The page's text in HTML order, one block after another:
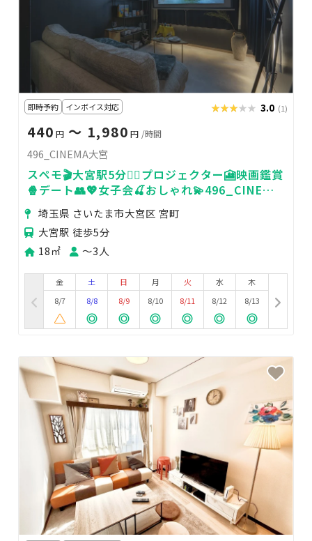
即時予約 インボイス対応 ★★★★★
★★★★★ 3.0 (1)
440 円 〜 1,980 円 /時間
496_CINEMA大宮
スペモ🎬大宮駅5分🚶‍♀️プロジェクター🎦映画鑑賞
🍿デート👥💖女子会🍒おしゃれ💫496_CINEMA
大宮埼玉県 さいたま市大宮区 宮町
大宮駅 徒歩5分
18㎡
〜3人
金
8/7
土
8/8
日
8/9
月
8/10
火
8/11
水
8/12
木
8/13